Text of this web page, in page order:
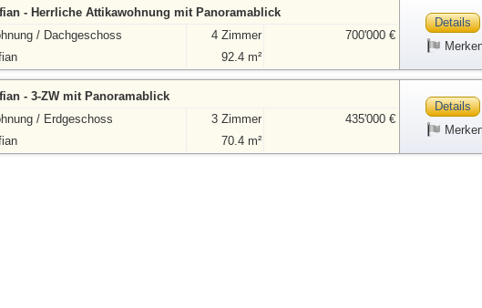
- Herrliche Attikawohnung mit Panoramablick
/ Dachgeschoss
4 Zimmer
700'000 €
92.4 m²
Details
- 3-ZW mit Panoramablick
/ Erdgeschoss
3 Zimmer
435'000 €
70.4 m²
Details